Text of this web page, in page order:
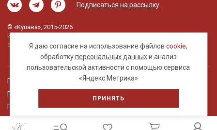
Я даю согласие на использование файловcookie,
обработкуперсональных данныхи анализ
пользовательской активности с помощью сервиса
«Яндекс.Метрика»
ПРИНЯТЬ
Подписаться на рассылку
© «Купава», 2015-2026
Информация на сайте не является публичной
офертой.
Правовая информация
Политика обработки персональных данных
Пользовательское соглашение